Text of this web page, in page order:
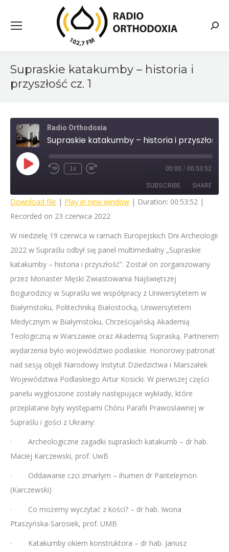
Supraskie katakumby – historia i
przyszłość cz. 1
Radio Orthodoxia
Play
EpisodeRewind
1x
Fast
seconds
00:00 / 00:53:52
SUBSCRIBE SHARE
SHARE
LINK
Download file | Play in new window | Duration: 00:53:52 |
Recorded on 23 czerwca 2022
W niedzielę 19 czerwca w ramach Europejskich Dni Archeologii
2022 w Supraślu odbył się panel multimedialny „Supraskie
katakumby – historia i przyszłość”. Został on zorganizowany
przez Monaster Męski Zwiastowania Najświętszej
Bogurodzicy w Supraślu we współpracy z Uniwersytetem w
Białymstoku, Politechniką Białostocką, Uniwersytetem
Medycznym w Białymstoku, Chrześcijańską Akademią
Teologiczną w Warszawie oraz Akademią Supraską. Partnerem
wydarzenia było województwo podlaskie. Honorowy patronat
nad sesją objęli Narodowy Instytut Dziedzictwa i Marszałek
Województwa Podlaskiego Artur Kosicki. W pierwszej części
panelu wygłoszone zostały następujące wykłady, które
przeplatane były występami Chóru Parafii Prawosławnej w
Supraślu i gości z Ukrainy:
· Archeologiczne zagadki supraskich katakumb – dr hab.
Maciej Karczewski, prof. UwB
· Oddawanie czci zmarłym – ihumen dr Pantelejmon
(Karczewski)
· Co możemy wyczytać z kości? – dr hab. Iwona
Ptaszyńska-Sarosiek, prof. UMB
· Katakumby okiem konstruktora – dr hab. Janusz